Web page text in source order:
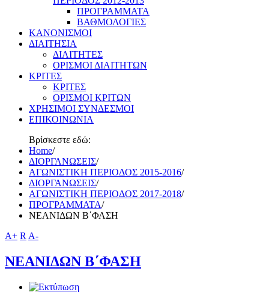
ΠΡΟΓΡΑΜΜΑΤΑ
ΒΑΘΜΟΛΟΓΙΕΣ
ΚΑΝΟΝΙΣΜΟΙ
ΔΙΑΙΤΗΣΙΑ
ΔΙΑΙΤΗΤΕΣ
ΟΡΙΣΜΟΙ ΔΙΑΙΤΗΤΩΝ
ΚΡΙΤΕΣ
ΚΡΙΤΕΣ
ΟΡΙΣΜΟΙ ΚΡΙΤΩΝ
ΧΡΗΣΙΜΟΙ ΣΥΝΔΕΣΜΟΙ
ΕΠΙΚΟΙΝΩΝΙΑ
Βρίσκεστε εδώ:
Home/
ΔΙΟΡΓΑΝΩΣΕΙΣ/
ΑΓΩΝΙΣΤΙΚΗ ΠΕΡΙΟΔΟΣ 2015-2016/
ΔΙΟΡΓΑΝΩΣΕΙΣ/
ΑΓΩΝΙΣΤΙΚΗ ΠΕΡΙΟΔΟΣ 2017-2018/
ΠΡΟΓΡΑΜΜΑΤΑ/
ΝΕΑΝΙΔΩΝ Β΄ΦΑΣΗ
A+ R A-
ΝΕΑΝΙΔΩΝ Β΄ΦΑΣΗ